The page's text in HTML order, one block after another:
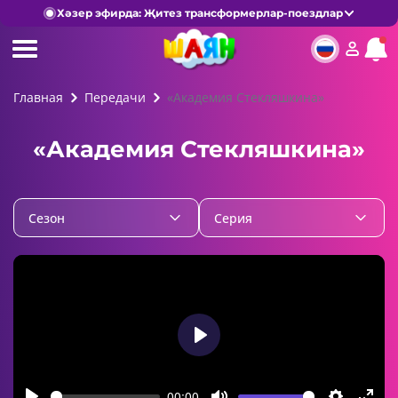
Хәзер эфирда: Җитез трансформерлар-поездлар
Главная Передачи «Академия Стекляшкина»
«Академия Стекляшкина»
Cезон Серия
Play